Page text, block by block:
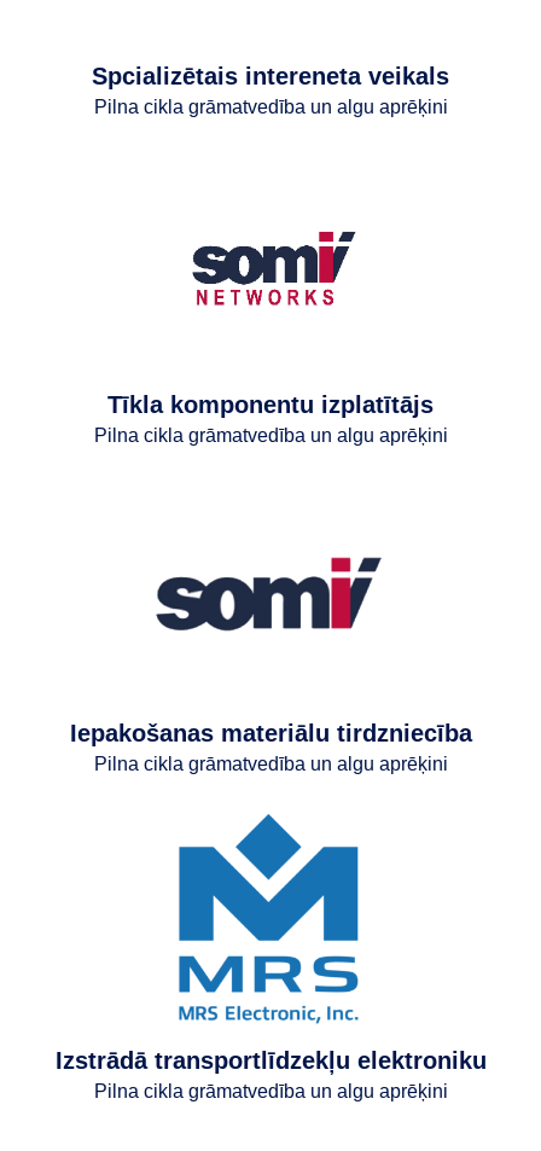
Spcializētais intereneta veikals
Pilna cikla grāmatvedība un algu aprēķini
Tīkla komponentu izplatītājs
Pilna cikla grāmatvedība un algu aprēķini
Iepakošanas materiālu tirdzniecība
Pilna cikla grāmatvedība un algu aprēķini
Izstrādā transportlīdzekļu elektroniku
Pilna cikla grāmatvedība un algu aprēķini